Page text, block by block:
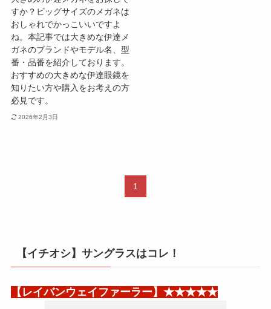
すか？ビッグサイズのメガネは
おしゃれでかっこいいですよ
ね。本記事では大きめな伊達メ
ガネのブランドやモデル名、型
番・品番を紹介しております。
おすすめの大きめな伊達眼鏡を
知りたい方や購入をお考えの方
必見です。
2026年2月3日
1
【イチオシ】サングラスはコレ！
【レイバンウェイファーラー】★★★★★